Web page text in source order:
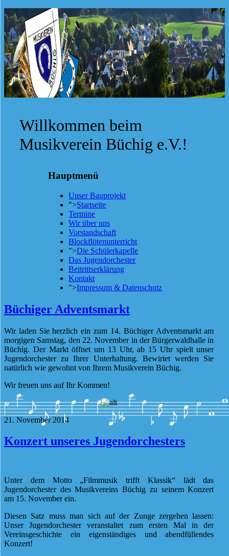
Willkommen beim
Musikverein Büchig e.V.!
Hauptmenü
Unser Bauprojekt
">Startseite
Termine
Wir über uns
Vorstandschaft
Blockflötenunterricht
">Die Schülerkapelle
Das Jugendorchester
Beitrittserklärung
Kontakt
">Impressum & Datenschutz
Büchiger Adventsmarkt
Wir laden Sie herzlich ein zum 14. Büchiger Adventsmarkt am
morgigen Samstag, den 22. November in der Bürgerwaldhalle in
Büchig. Der Markt öffnet um 13 Uhr, ab 15 Uhr spielt unser
Jugendorchester zu Ihrer Unterhaltung. Bewirtet werden Sie
natürlich wie gewohnt von Ihrem Musikverein Büchig.
Wir freuen uns auf Ihr Kommen!
21. November 2014
Konzert unseres Jugendorchesters
Unter dem Motto „Filmmusik trifft Klassik“ lädt das
Jugendorchester des Musikvereins Büchig zu seinem Konzert
am 15. November ein.
Diesen Satz muss man sich auf der Zunge zergehen lassen:
Unser Jugendorchester veranstaltet zum ersten Mal in der
Vereinsgeschichte ein eigenständiges und abendfüllendes
Konzert!